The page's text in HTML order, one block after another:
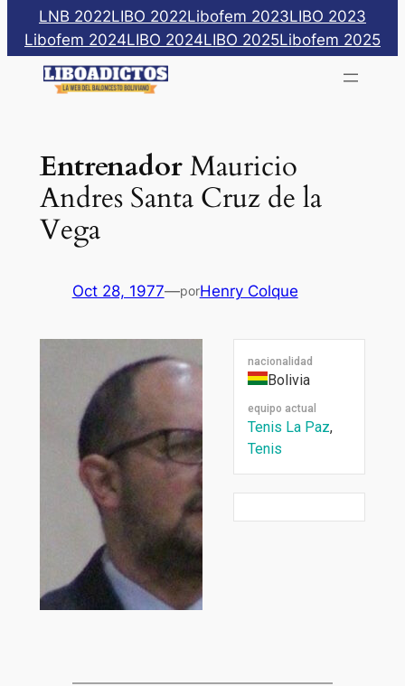
Saltar
contenido
LNB 2022LIBO 2022Libofem 2023LIBO 2023
Libofem 2024LIBO 2024LIBO 2025Libofem 2025
EntrenadorMauricio
Andres Santa Cruz de la
Vega
Oct 28, 1977—porHenry Colque
nacionalidad
Bolivia
equipo actual
Tenis La Paz,
Tenis